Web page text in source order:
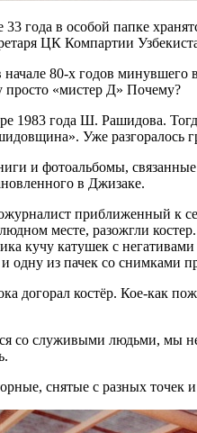
года в особой папке
ЦК Компартии
80-х годов
«мистер Д» Почему?
1983 года Ш. Рашидова.
Уже разгоралось
и фотоальбомы,
в Джизаке.
приближенный к
месте, разожгли
кучу катушек с
одну из пачек со снимками
догорал костёр. Кое-как
со служивыми людьми, мы
снятые с разных